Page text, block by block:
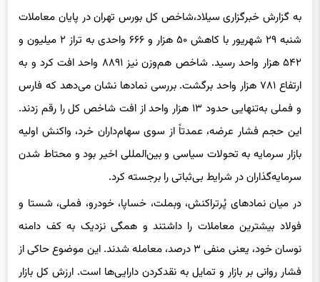
به گزارش خبرگزاری سیلاد،شاخص کل بورس تهران در پایان معاملات
شنبه ۲۹ شهریور با کاهش ۵۰ هزار و ۶۶۶ واحدی به تراز ۲ میلیون و
۵۴۲ هزار واحد رسید. شاخص هم‌وزن نیز ۸۸۹۱ واحد افت کرد و به
ارتفاع ۷۸۱ هزار واحد برگشت. بررسی نمادها نشان می‌دهد که فارس
و فملی به‌تنهایی حدود ۱۳ هزار واحد از افت شاخص کل را رقم زدند.
این حجم فشار عرضه، عمدتاً از سوی سهام‌داران خرد، واکنش اولیه
بازار سرمایه به تحولات سیاسی و بین‌المللی اخیر بود و محتاط شدن
سرمایه‌گذاران در شرایط بی‌ثباتی را برجسته کرد.
در میان نمادهای پُرتراکنش، وبملت، خساپا، خودرو، فملی، شستا و
فولاد بیشترین معاملات را داشتند و همگی نزدیک به کف دامنه
نوسان خود، یعنی منفی ۳ درصد، معامله شدند. این موضوع حاکی از
فشار روانی بر بازار و تمایل به نقدکردن دارایی‌ها است. ارزش کل بازار